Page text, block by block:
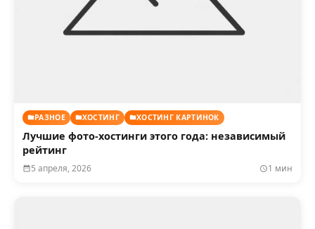
РАЗНОЕ ХОСТИНГ ХОСТИНГ КАРТИНОК
Лучшие фото-хостинги этого года: независимый
рейтинг
5 апреля, 2026 1 мин